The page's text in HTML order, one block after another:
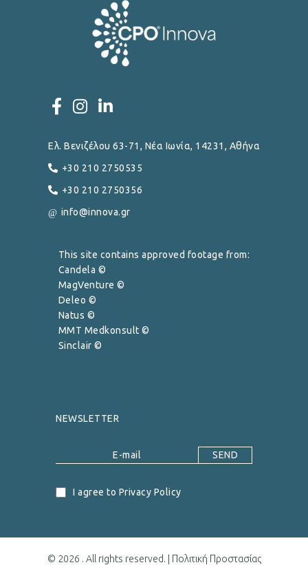
Ελ. Βενιζέλου 63-71, Νέα Ιωνία, 14231, Αθήνα
+30 210 2750535
+30 210 2750356
info@innova.gr
NEWSLETTER
I agree to Privacy Policy
This site contains approved footage from:
Candela ©
MagVenture ©
Deleo ©
Natus ©
MMT Medkonsult ©
Sinclair ©
© 2026 . All rights reserved. | Πολιτική Προστασίας